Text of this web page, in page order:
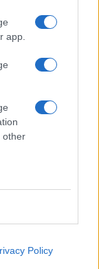
app.
other
Policy
Gallura per
tra Olbia e
Avis Olbia al